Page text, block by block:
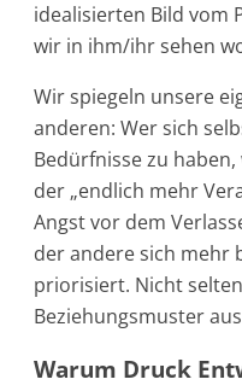
idealisierten Bild vom
wir in ihm/ihr sehen
Wir spiegeln unsere
anderen: Wer sich
Bedürfnisse zu
der „endlich mehr
Angst vor dem
der andere sich mehr
priorisiert. Nicht
Beziehungsmuster
Warum Druck